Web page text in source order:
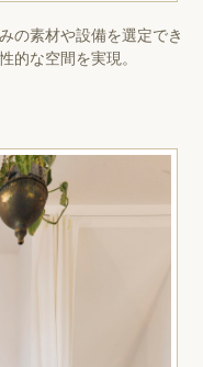
の素材や設備を選定でき
的な空間を実現。